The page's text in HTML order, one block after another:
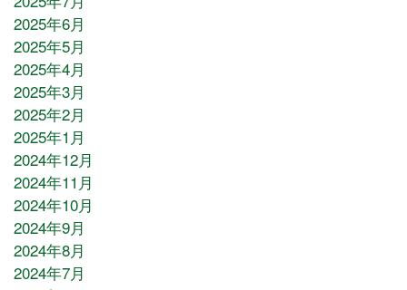
2025年6月
2025年5月
2025年4月
2025年3月
2025年2月
2025年1月
2024年12月
2024年11月
2024年10月
2024年9月
2024年8月
2024年7月